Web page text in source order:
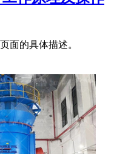
面的具体描述。